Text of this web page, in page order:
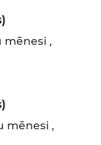
mēnesi ,
mēnesi ,